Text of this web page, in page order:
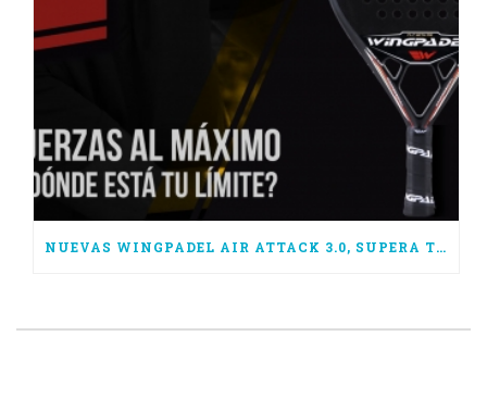
NUEVAS WINGPADEL AIR ATTACK 3.0, SUPERA TUS LÍMITES